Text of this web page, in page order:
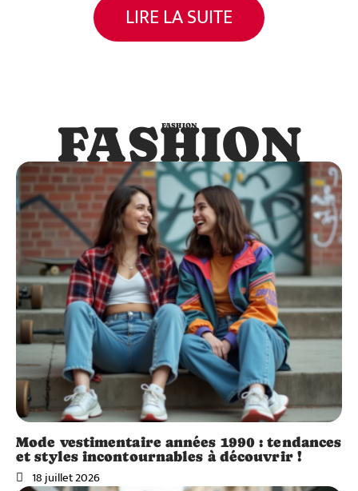
LIRE LA SUITE
FASHION
FASHION
Mode vestimentaire années 1990 : tendances
et styles incontournables à découvrir !
18 juillet 2026